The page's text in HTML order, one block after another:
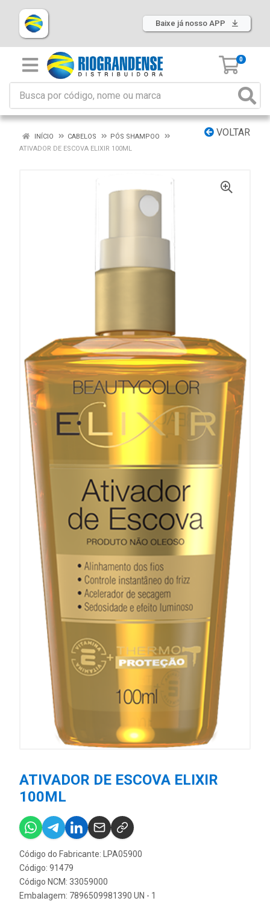
Baixe já nosso APP
0
VOLTAR
INÍCIO CABELOS
PÓS SHAMPOO
ATIVADOR DE ESCOVA ELIXIR 100ML
ATIVADOR DE ESCOVA ELIXIR
100ML
Código do Fabricante: LPA05900
Código: 91479
Código NCM: 33059000
Embalagem: 7896509981390 UN - 1